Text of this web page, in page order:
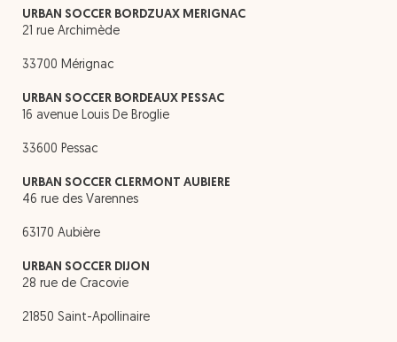
URBAN SOCCER BORDZUAX MERIGNAC
21 rue Archimède
33700 Mérignac
URBAN SOCCER BORDEAUX PESSAC
16 avenue Louis De Broglie
33600 Pessac
URBAN SOCCER CLERMONT AUBIERE
46 rue des Varennes
63170 Aubière
URBAN SOCCER DIJON
28 rue de Cracovie
21850 Saint-Apollinaire